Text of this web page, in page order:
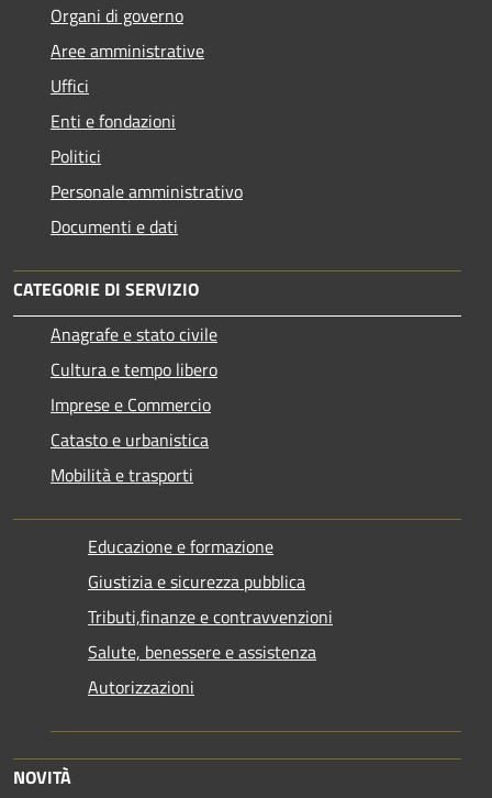
Organi di governo
Aree amministrative
Uffici
Enti e fondazioni
Politici
Personale amministrativo
Documenti e dati
CATEGORIE DI SERVIZIO
Anagrafe e stato civile
Cultura e tempo libero
Imprese e Commercio
Catasto e urbanistica
Mobilità e trasporti
Educazione e formazione
Giustizia e sicurezza pubblica
Tributi,finanze e contravvenzioni
Salute, benessere e assistenza
Autorizzazioni
NOVITÀ